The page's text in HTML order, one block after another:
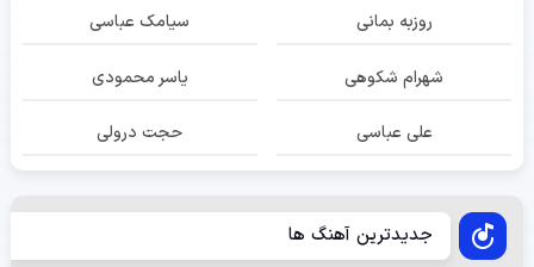
روزبه بمانی سیامک عباسی
شهرام شکوهی یاسر محمودی
علی عباسی حجت درولی
جدیدترین آهنگ ها